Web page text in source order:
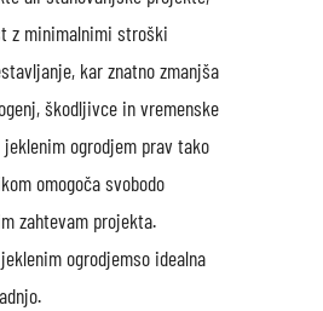
z minimalnimi stroški
kar znatno zmanjša
škodljivce in vremenske
ogrodjem prav tako
omogoča svobodo
zahtevam projekta.
ogrodjemso idealna